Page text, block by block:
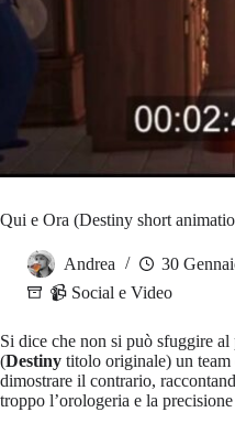
Qui e Ora (Destiny short
Andrea 30
📹 Social e Video
Si dice che non si può sfuggire
(Destiny titolo originale) un team
dimostrare il contrario,
troppo l’orologeria e la